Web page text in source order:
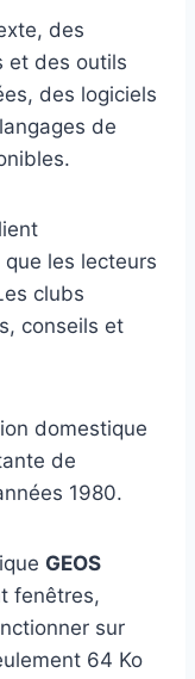
des
et des outils
des logiciels
de
les lecteurs
clubs
conseils et
domestique
de
1980.
GEOS
fenêtres,
sur
64 Ko